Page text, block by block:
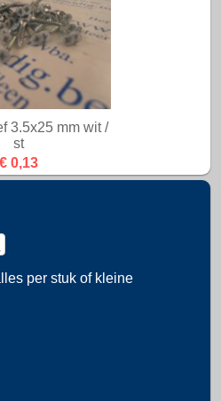
per stuk of kleine
3.5x25 mm wit /
st
€ 0,13